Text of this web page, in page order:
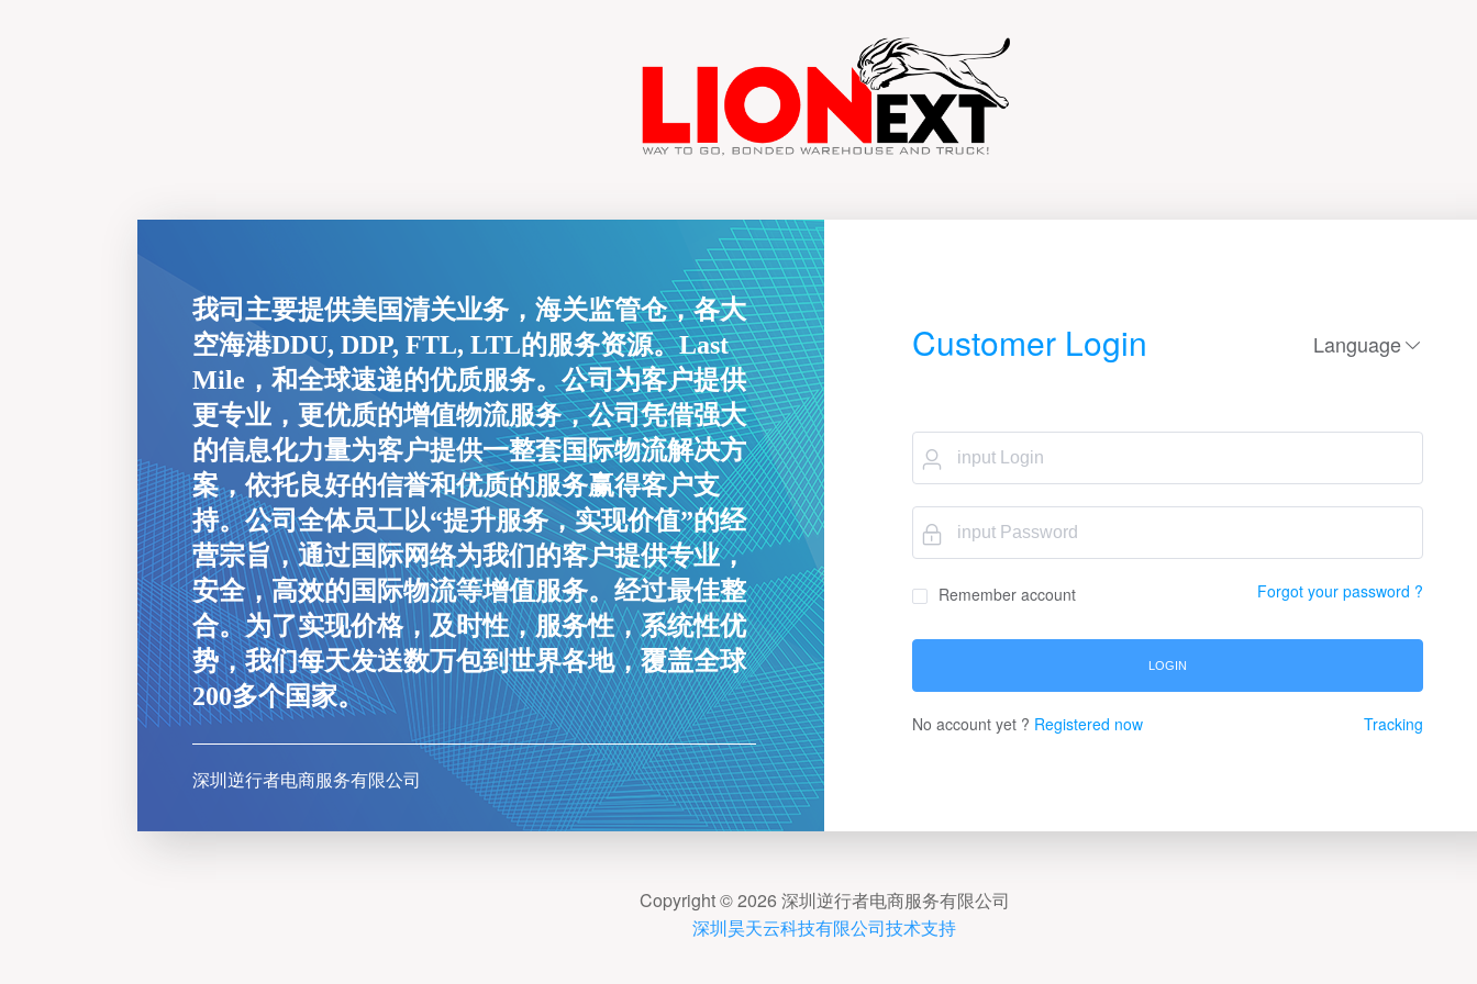
我司主要提供美国清关业务，海关监管仓，各大
空海港DDU, DDP, FTL, LTL的服务资源。Last
Mile，和全球速递的优质服务。公司为客户提供
更专业，更优质的增值物流服务，公司凭借强大
的信息化力量为客户提供一整套国际物流解决方
案，依托良好的信誉和优质的服务赢得客户支
持。公司全体员工以“提升服务，实现价值”的经
营宗旨，通过国际网络为我们的客户提供专业，
安全，高效的国际物流等增值服务。经过最佳整
合。为了实现价格，及时性，服务性，系统性优
势，我们每天发送数万包到世界各地，覆盖全球
200多个国家。
深圳逆行者电商服务有限公司
Customer Login Language
Remember account Forgot your password ?
LOGIN
No account yet ? Registered now Tracking
Copyright © 2026 深圳逆行者电商服务有限公司
深圳昊天云科技有限公司技术支持